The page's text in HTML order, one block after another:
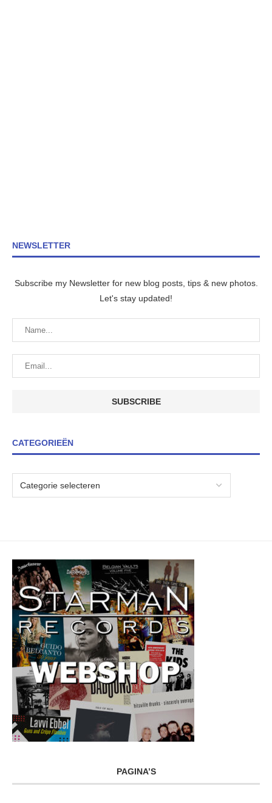
NEWSLETTER
Subscribe my Newsletter for new blog posts, tips & new photos.
Let's stay updated!
CATEGORIEËN
PAGINA’S